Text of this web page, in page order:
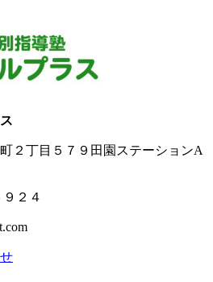
２丁目５７９田園ステーションA
２４